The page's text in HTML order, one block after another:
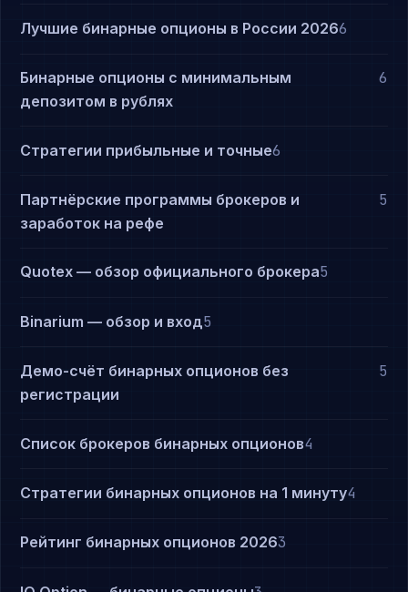
Лучшие бинарные опционы в России 20266
Бинарные опционы с минимальным
депозитом в рублях
6
Стратегии прибыльные и точные6
Партнёрские программы брокеров и
заработок на рефе
5
Quotex — обзор официального брокера5
Binarium — обзор и вход5
Демо-счёт бинарных опционов без
регистрации
5
Список брокеров бинарных опционов4
Стратегии бинарных опционов на 1 минуту4
Рейтинг бинарных опционов 20263